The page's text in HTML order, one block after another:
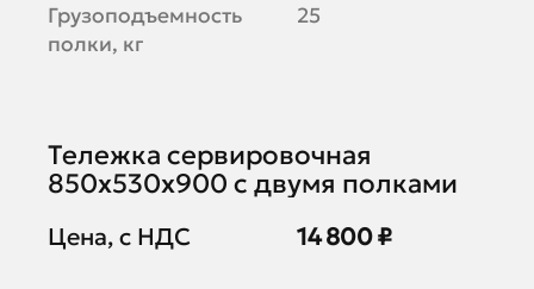
Грузоподъемность
полки, кг
25
Тележка сервировочная
850х530х900 с двумя полками
Цена, с НДС 14 800 ₽